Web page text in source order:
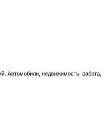
Автомобили, недвижимость, работа,